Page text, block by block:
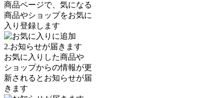
商品ページで、気になる
商品やショップをお気に
入り登録します
2.お知らせが届きます
お気に入りした商品や
ショップからの情報が更
新されるとお知らせが届
きます